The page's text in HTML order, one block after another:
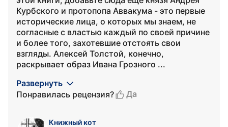
Курбского и протопопа Аввакума - это первые
исторические лица, о которых мы знаем, не
согласные с властью каждый по своей причине
и более того, захотевшие отстоять свои
взгляды. Алексей Толстой, конечно,
раскрывает образ Ивана Грозного ...
Развернуть
Понравилась рецензия?
Да
Книжный кот